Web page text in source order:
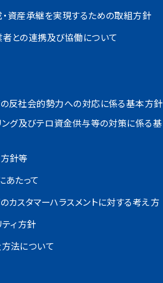
資産承継を実現するための取組方針
との連携及び協働について
反社会的勢力への対応に係る基本方針
ング及びテロ資金供与等の対策に係る基
針等
あたって
カスタマーハラスメントに対する考え方
ティ方針
法について